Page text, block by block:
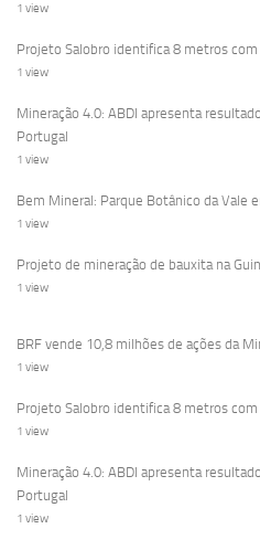
1 view
Projeto Salobro identifica 8 metros
1 view
Mineração 4.0: ABDI apresenta
Portugal
1 view
Bem Mineral: Parque Botânico da Vale
1 view
Projeto de mineração de bauxita na
1 view
BRF vende 10,8 milhões de ações da
1 view
Projeto Salobro identifica 8 metros
1 view
Mineração 4.0: ABDI apresenta
Portugal
1 view